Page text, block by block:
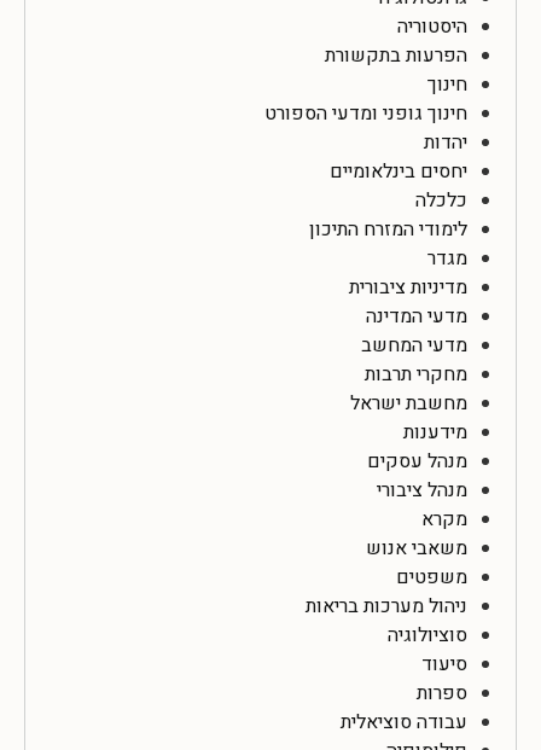
היסטוריה
הפרעות בתקשורת
חינוך
חינוך גופני ומדעי הספורט
יהדות
יחסים בינלאומיים
כלכלה
לימודי המזרח התיכון
מגדר
מדיניות ציבורית
מדעי המדינה
מדעי המחשב
מחקרי תרבות
מחשבת ישראל
מידענות
מנהל עסקים
מנהל ציבורי
מקרא
משאבי אנוש
משפטים
ניהול מערכות בריאות
סוציולוגיה
סיעוד
ספרות
עבודה סוציאלית